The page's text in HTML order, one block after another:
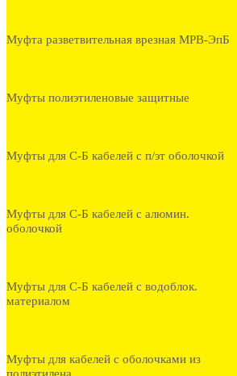
Муфта разветвительная врезная МРВ-ЭпБ
Муфты полиэтиленовые защитные
Муфты для С-Б кабелей с п/эт оболочкой
Муфты для С-Б кабелей с алюмин.
оболочкой
Муфты для С-Б кабелей с водоблок.
материалом
Муфты для кабелей с оболочками из